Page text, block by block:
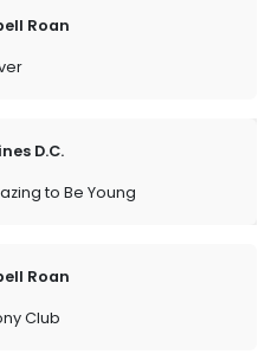
Roan
D.C.
to Be Young
Roan
Club